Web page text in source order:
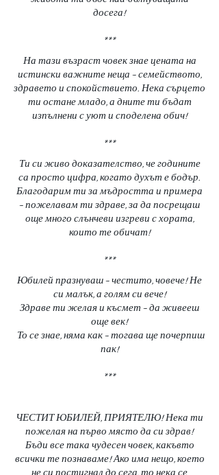
досега!
***
На тази възраст човек знае цената на
истински важните неща – семейството,
здравето и спокойствието. Нека сърцето
ти остане младо, а дните ти бъдат
изпълнени с уют и споделена обич!
***
Ти си живо доказателство, че годините
са просто цифра, когато духът е бодър.
Благодарим ти за мъдростта и примера
– пожелавам ти здраве, за да посрещаш
още много слънчеви изгреви с хората,
които те обичат!
***
Юбилей празнуваш – честито, човече! Не
си малък, а голям си вече!
Здраве ти желая и късмет – да живееш
още век!
То се знае, няма как – тогава ще почерпиш
пак!
***
ЧЕСТИТ ЮБИЛЕЙ, ПРИЯТЕЛЮ! Нека ти
пожелая на първо място да си здрав!
Бъди все така чудесен човек, какъвто
всички те познаваме! Ако има нещо, което